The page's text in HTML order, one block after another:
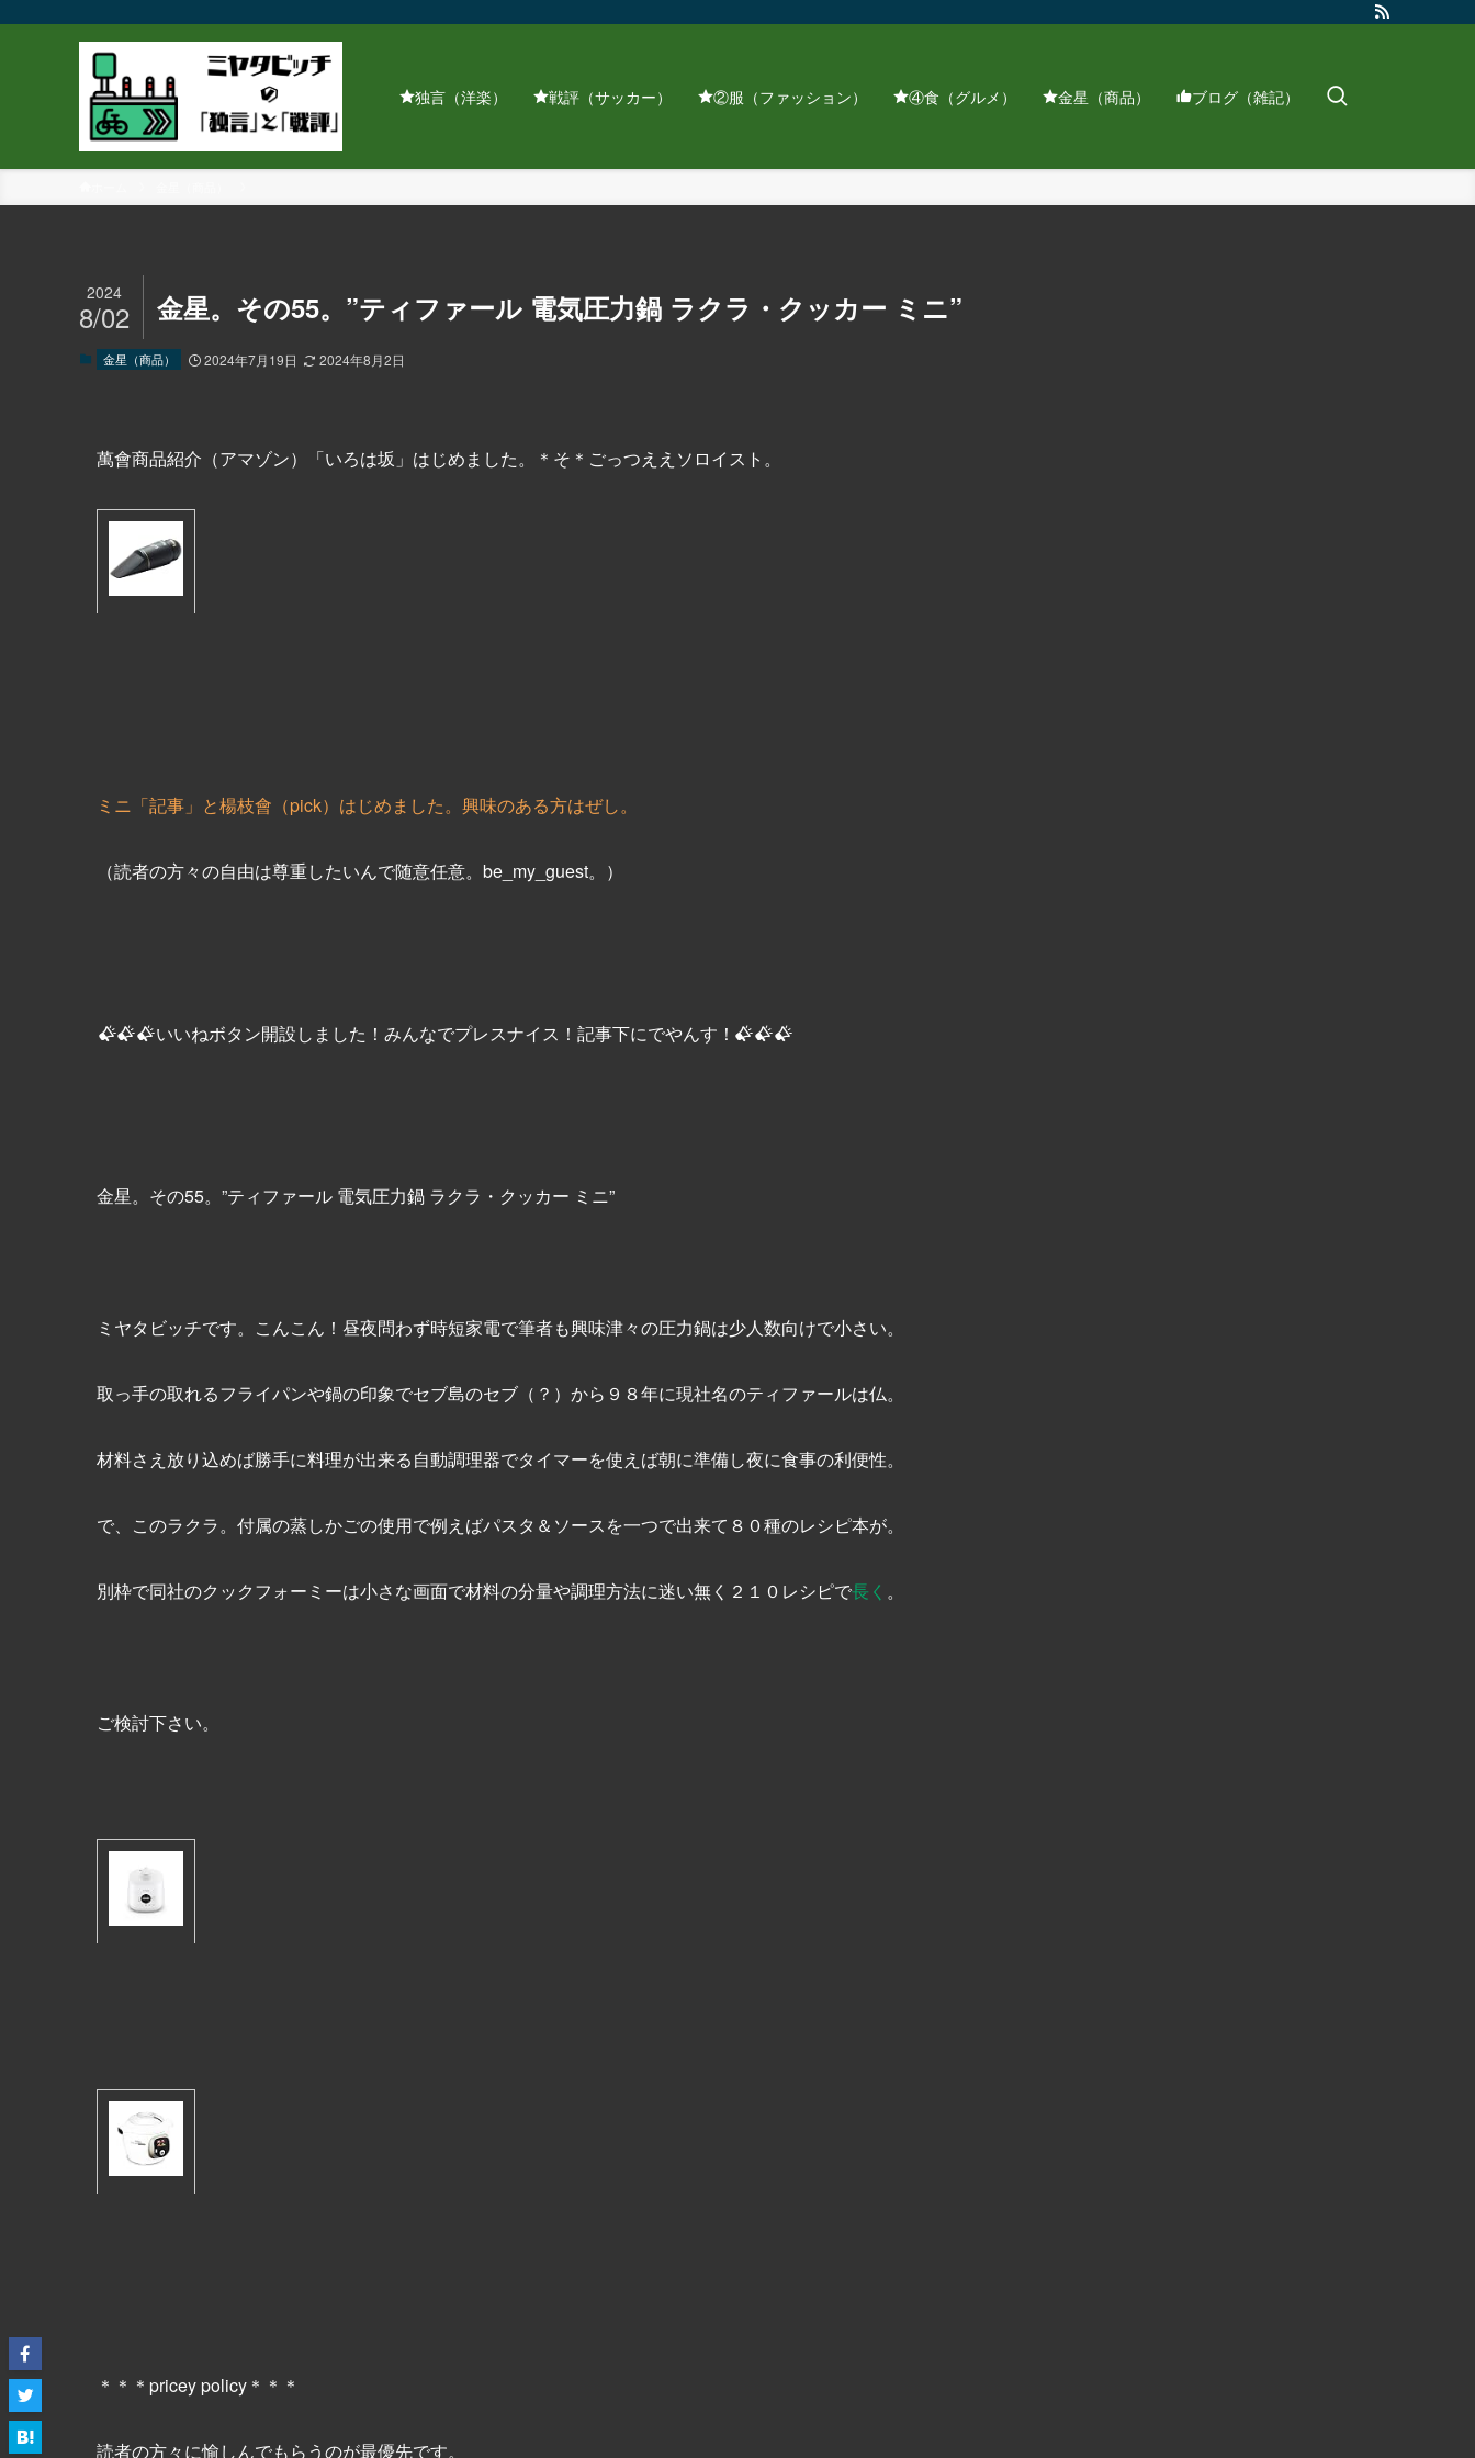
独言（洋楽） 戦評（サッカー） ②服（ファッション） ④食（グルメ） 金星（商品） ブログ（雑記）
金星。その55。”ティファール 電気圧力鍋 ラクラ・クッカー ミニ”
2024
8/02
金星（商品） 2024年7月19日 2024年8月2日
萬會商品紹介（アマゾン）「いろは坂」はじめました。＊そ＊ごっつええソロイスト。
ミニ「記事」と楊枝會（pick）はじめました。興味のある方はぜし。
（読者の方々の自由は尊重したいんで随意任意。be_my_guest。）
いいねボタン開設しました！みんなでプレスナイス！記事下にでやんす！
金星。その55。”ティファール 電気圧力鍋 ラクラ・クッカー ミニ”
ミヤタビッチです。こんこん！昼夜問わず時短家電で筆者も興味津々の圧力鍋は少人数向けで小さい。
取っ手の取れるフライパンや鍋の印象でセブ島のセブ（？）から９８年に現社名のティファールは仏。
材料さえ放り込めば勝手に料理が出来る自動調理器でタイマーを使えば朝に準備し夜に食事の利便性。
で、このラクラ。付属の蒸しかごの使用で例えばパスタ＆ソースを一つで出来て８０種のレシピ本が。
別枠で同社のクックフォーミーは小さな画面で材料の分量や調理方法に迷い無く２１０レシピで長く 。
ご検討下さい。
＊＊＊pricey policy＊＊＊
読者の方々に愉しんでもらうのが最優先です。